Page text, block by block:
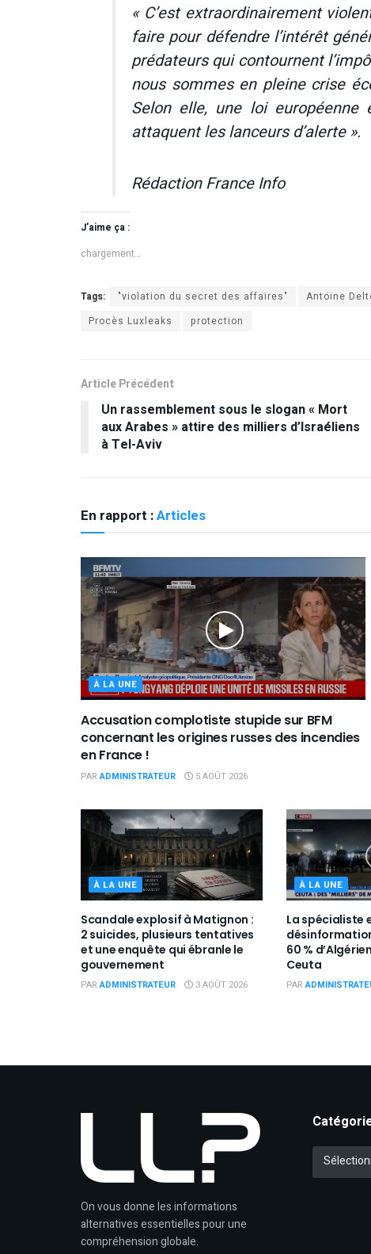
« C’est extraordinairement
faire pour défendre l’intérêt
prédateurs qui contournent
nous sommes en pleine crise
Selon elle, une loi
attaquent les lanceurs d’alerte ».
Rédaction France Info
J’aime ça :
chargement…
Tags: "violation du secret des affaires" Antoine
Procès Luxleaks
protection
Article Précédent
Un rassemblement sous le slogan « Mort
aux Arabes » attire des milliers d’Israéliens
à Tel-Aviv
En rapport :Articles
À LA UNE
Accusation complotiste stupide sur BFM
concernant les origines russes des incendies
en France !
PAR ADMINISTRATEUR 5 AOÛT 2026
À LA UNE
Scandale explosif à Matignon :
2 suicides, plusieurs tentatives
et une enquête qui ébranle le
gouvernement
PAR ADMINISTRATEUR 3 AOÛT 2026
À LA UNE
La spécialiste
60 %
Ceuta
PAR
On vous donne les informations
alternatives essentielles pour une
compréhension globale.
Catégories